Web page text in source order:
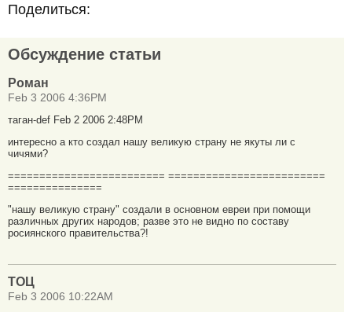
Поделиться:
Обсуждение статьи
Роман
Feb 3 2006 4:36PM
таган-def Feb 2 2006 2:48PM
интересно а кто создал нашу великую страну не якуты ли с
чичями?
========================= =========================
===============
"нашу великую страну" создали в основном евреи при помощи
различных других народов; разве это не видно по составу
росиянского правительства?!
ТОЦ
Feb 3 2006 10:22AM